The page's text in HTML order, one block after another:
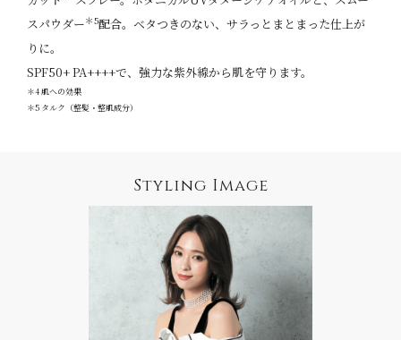
スパウダー＊5配合。 ベタつきのない、サラっとまとまった仕上が
りに。
SPF50+ PA++++で、強力な紫外線から肌を守ります。
＊4 肌への効果
＊5 タルク（整髪・整肌成分）
Styling Image